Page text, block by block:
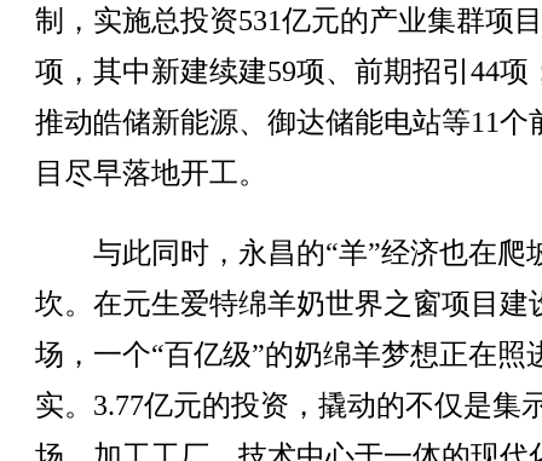
制，实施总投资531亿元的产业集群项
项，其中新建续建59项、前期招引44项
推动皓储新能源、御达储能电站等11个
目尽早落地开工。
与此同时，永昌的“羊”经济也在爬
坎。在元生爱特绵羊奶世界之窗项目建
场，一个“百亿级”的奶绵羊梦想正在照
实。3.77亿元的投资，撬动的不仅是集